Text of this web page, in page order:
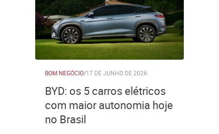
BOM NEGÓCIO/17 DE JUNHO DE 2026
BYD: os 5 carros elétricos
com maior autonomia hoje
no Brasil